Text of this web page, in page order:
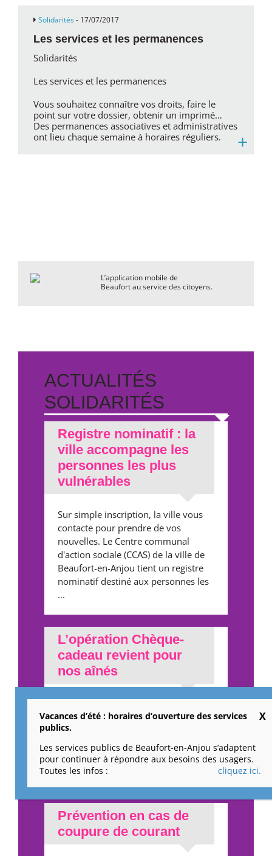
Solidarités- 17/07/2017
Les services et les permanences
Solidarités
Les services et les permanences
Vous souhaitez connaître vos droits, faire le
point sur votre dossier, obtenir un imprimé…
Des permanences associatives et administratives
ont lieu chaque semaine à horaires réguliers.
+
L’application mobile de
Beaufort au service des citoyens.
ACTUALITÉS
SOLIDARITÉS
Registre nominatif : la
ville accompagne les
personnes les plus
vulnérables
Sur simple inscription, la ville vous
contacte pour prendre de vos
nouvelles. Le Centre communal
d'action sociale (CCAS) de la ville de
Beaufort-en-Anjou tient un registre
nominatif destiné aux personnes les
...
L’opération Chèque-
cadeau revient pour
nos aînés
et de consommer local. La
distribution des « Chèques-cadeaux »
s'est déroulée début décembre. Elle a
été réalisée par 11 personnes,
bénévoles et ...
Prévention en cas de
coupure de courant
Vacances d’été : horaires d’ouverture des services
publics.
Les services publics de Beaufort-en-Anjou s’adaptent
pour continuer à répondre aux besoins des usagers.
Toutes les infos :
cliquez ici.